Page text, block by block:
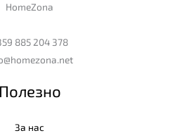
HomeZona
885 204 378
Полезно
За нас